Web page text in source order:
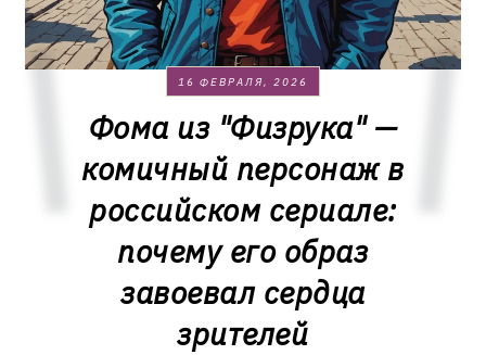
16 ФЕВРАЛЯ, 2026
Фома из "Физрука" —
комичный персонаж в
российском сериале:
почему его образ
завоевал сердца
зрителей